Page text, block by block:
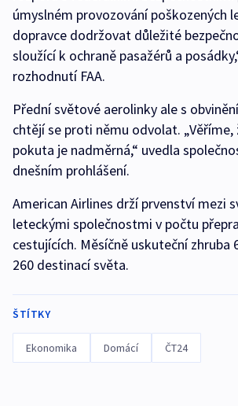
úmyslném provozování poškozených
dopravce dodržovat důležité
sloužící k ochraně pasažérů a
rozhodnutí FAA.
Přední světové aerolinky ale s
chtějí se proti němu odvolat. „Věříme,
pokuta je nadměrná,“ uvedla
dnešním prohlášení.
American Airlines drží prvenství mezi
leteckými společnostmi v počtu
cestujících. Měsíčně uskuteční zhruba
260 destinací světa.
ŠTÍTKY
Ekonomika Domácí ČT24